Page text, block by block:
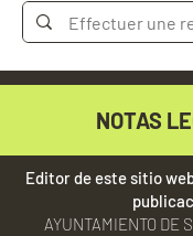
NOTAS
Editor de este sitio
AYUNTAMIENTO DE